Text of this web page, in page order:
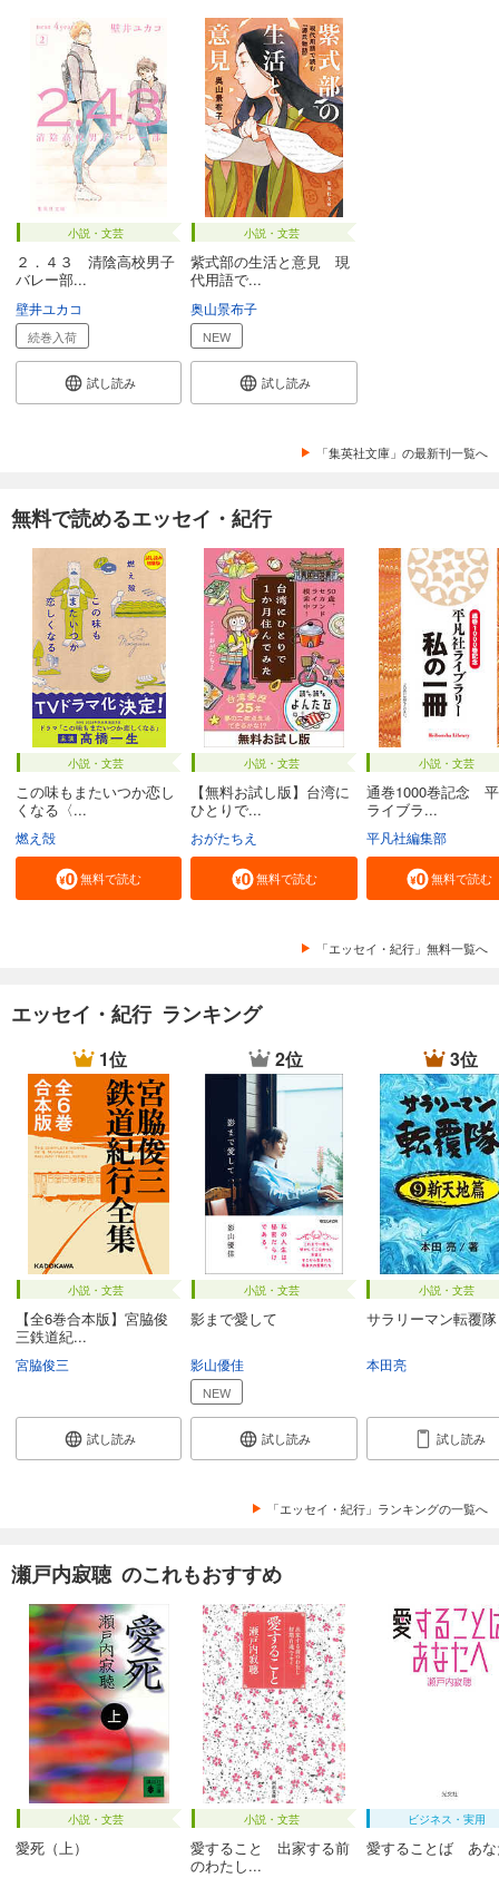
小説・文芸
２．４３ 清陰高校男子
バレー部...
壁井ユカコ
続巻入荷
試し読み
小説・文芸
紫式部の生活と意見 現
代用語で...
奥山景布子
NEW
試し読み
「集英社文庫」の最新刊一覧へ
無料で読めるエッセイ・紀行
小説・文芸
この味もまたいつか恋し
くなる〈...
燃え殻
無料で読む
小説・文芸
【無料お試し版】台湾に
ひとりで...
おがたちえ
無料で読む
小説・文芸
通巻1000巻記念
ライブラ...
平凡社編集部
無料で読む
「エッセイ・紀行」無料一覧へ
エッセイ・紀行 ランキング
1位
小説・文芸
【全6巻合本版】宮脇俊
三鉄道紀...
宮脇俊三
試し読み
2位
小説・文芸
影まで愛して
影山優佳
NEW
試し読み
3位
小説・文芸
サラリーマン転覆隊
本田亮
試し読み
「エッセイ・紀行」ランキングの一覧へ
瀬戸内寂聴 のこれもおすすめ
小説・文芸
愛死（上）
小説・文芸
愛すること 出家する前
のわたし...
ビジネス・実用
愛することば あな